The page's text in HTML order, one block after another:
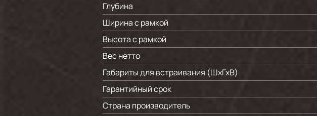
Глубина
Ширина с рамкой
Высота с рамкой
Вес нетто
Габариты для встраивания (ШхГхВ)
Гарантийный срок
Страна производитель